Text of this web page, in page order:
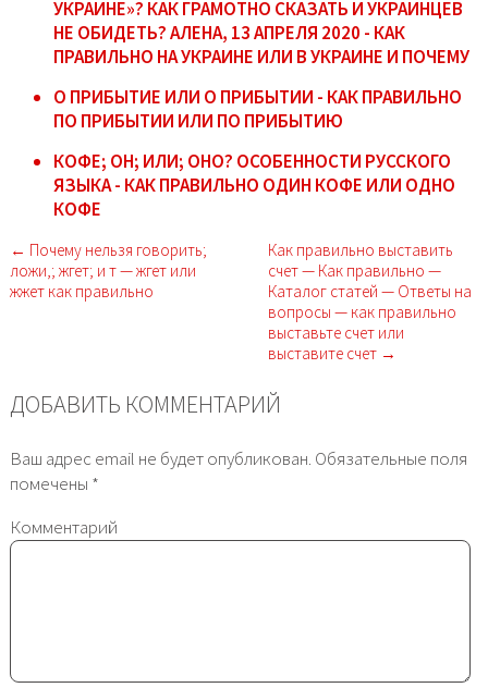
УКРАИНЕ»? КАК ГРАМОТНО СКАЗАТЬ И УКРАИНЦЕВ
НЕ ОБИДЕТЬ? АЛЕНА, 13 АПРЕЛЯ 2020 - КАК
ПРАВИЛЬНО НА УКРАИНЕ ИЛИ В УКРАИНЕ И ПОЧЕМУ
О ПРИБЫТИЕ ИЛИ О ПРИБЫТИИ - КАК ПРАВИЛЬНО
ПО ПРИБЫТИИ ИЛИ ПО ПРИБЫТИЮ
КОФЕ; ОН; ИЛИ; ОНО? ОСОБЕННОСТИ РУССКОГО
ЯЗЫКА - КАК ПРАВИЛЬНО ОДИН КОФЕ ИЛИ ОДНО
КОФЕ
← Почему нельзя говорить;
ложи,; жгет; и т — жгет или
жжет как правильно
Как правильно выставить
счет — Как правильно —
Каталог статей — Ответы на
вопросы — как правильно
выставьте счет или
выставите счет →
ДОБАВИТЬ КОММЕНТАРИЙ
Ваш адрес email не будет опубликован. Обязательные поля
помечены *
Комментарий